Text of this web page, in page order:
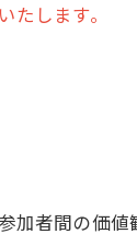
します。
加者間の価